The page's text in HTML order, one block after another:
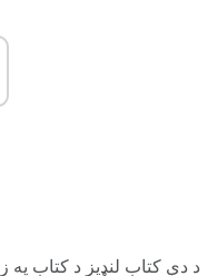
د دې کتاب لنډیز د کتاب